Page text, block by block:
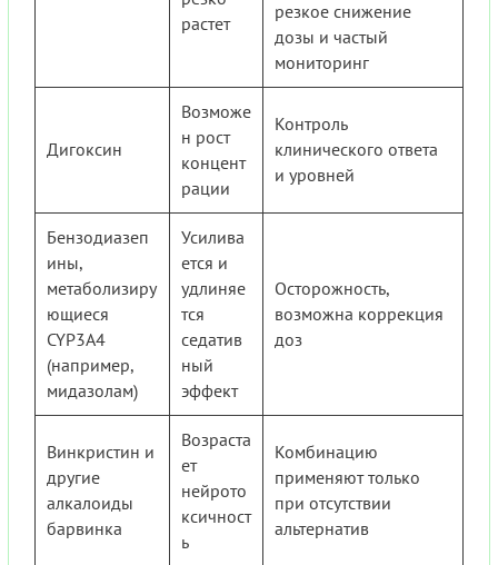
растет
резкое снижение
дозы и частый
мониторинг
Дигоксин
Возможе
н рост
концент
рации
Контроль
клинического ответа
и уровней
Бензодиазеп
ины,
метаболизиру
ющиеся
CYP3A4
(например,
мидазолам)
Усилива
ется и
удлиняе
тся
седатив
ный
эффект
Осторожность,
возможна коррекция
доз
Винкристин и
другие
алкалоиды
барвинка
Возраста
ет
нейрото
ксичност
ь
Комбинацию
применяют только
при отсутствии
альтернатив